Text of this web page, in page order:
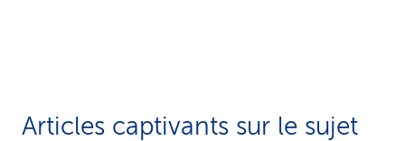
Articles captivants sur le sujet